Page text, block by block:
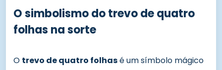
O simbolismo do trevo de quatro
folhas na sorte
O trevo de quatro folhasé um símbolo mágico